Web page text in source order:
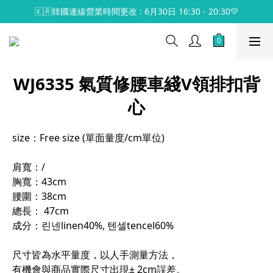
🇰🇷韓國連線營業時間更改 : 6月30日 16:30 - 20:30💛
WJ6335 氣質修腰車綫V領排扣背
心
size：Free size (單面量度/cm單位)
肩寬：/
胸寬：43cm
腰圍：38cm
總長： 47cm
成分：린넨linen40%, 텐셀tencel60%
尺寸皆為水平量度，以人手測量方法，
有機會與商品實際尺寸出現± 2cm誤差。